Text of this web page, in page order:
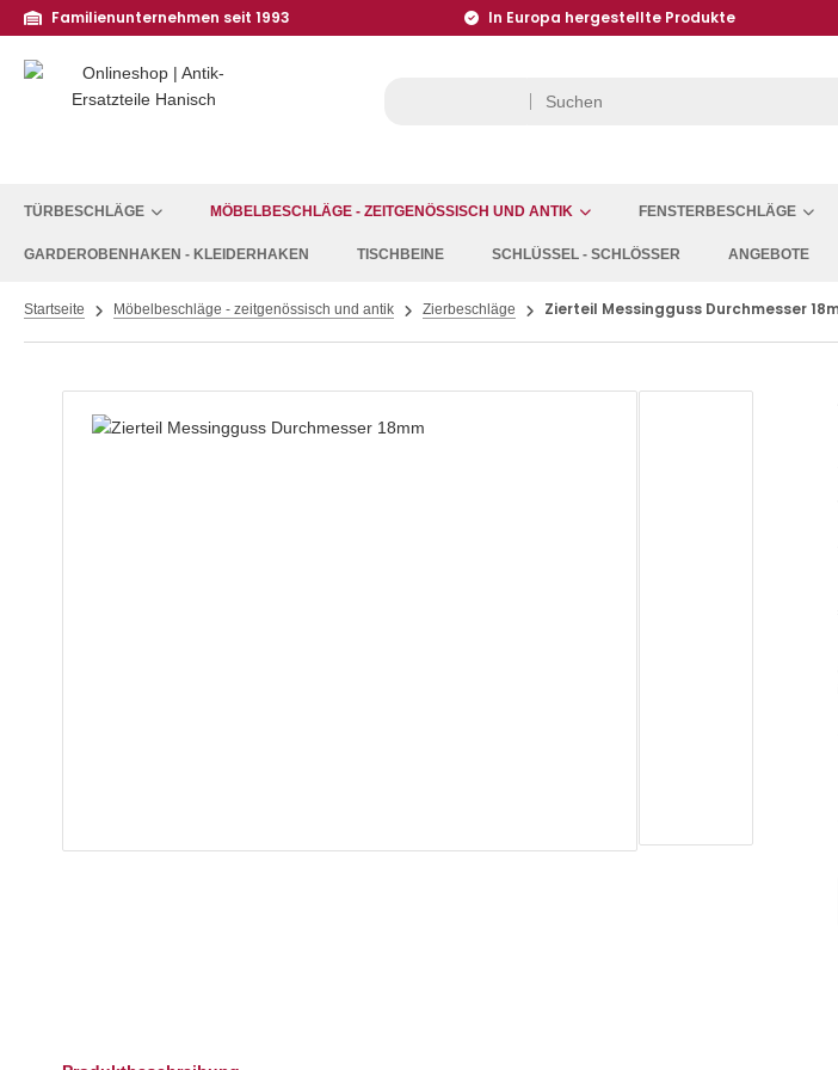
Familienunternehmen seit 1993 In Europa hergestellte Produkte
TÜRBESCHLÄGE MÖBELBESCHLÄGE - ZEITGENÖSSISCH UND ANTIK FENSTERBESCHLÄGE
GARDEROBENHAKEN - KLEIDERHAKEN TISCHBEINE SCHLÜSSEL - SCHLÖSSER ANGEBOTE
Startseite Möbelbeschläge - zeitgenössisch und antik Zierbeschläge Zierteil Messingguss Durchmesser